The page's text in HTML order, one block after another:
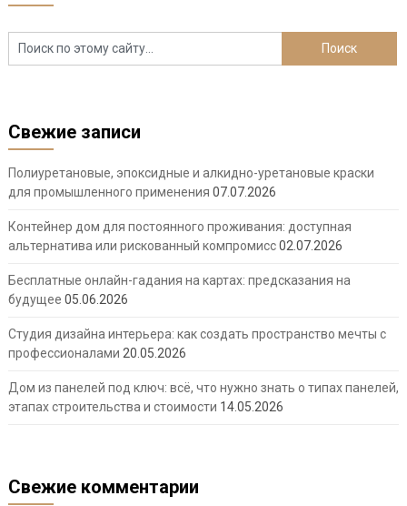
Свежие записи
Полиуретановые, эпоксидные и алкидно-уретановые краски
для промышленного применения 07.07.2026
Контейнер дом для постоянного проживания: доступная
альтернатива или рискованный компромисс02.07.2026
Бесплатные онлайн-гадания на картах: предсказания на
будущее 05.06.2026
Студия дизайна интерьера: как создать пространство мечты с
профессионалами 20.05.2026
Дом из панелей под ключ: всё, что нужно знать о типах панелей,
этапах строительства и стоимости 14.05.2026
Свежие комментарии